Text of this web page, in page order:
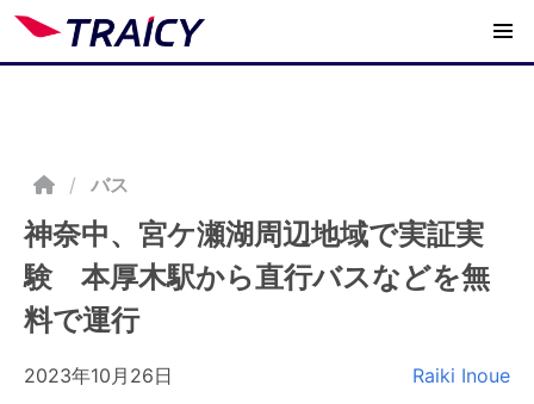
/ バス
神奈中、宮ケ瀬湖周辺地域で実証実
験 本厚木駅から直行バスなどを無
料で運行
2023年10月26日 Raiki Inoue